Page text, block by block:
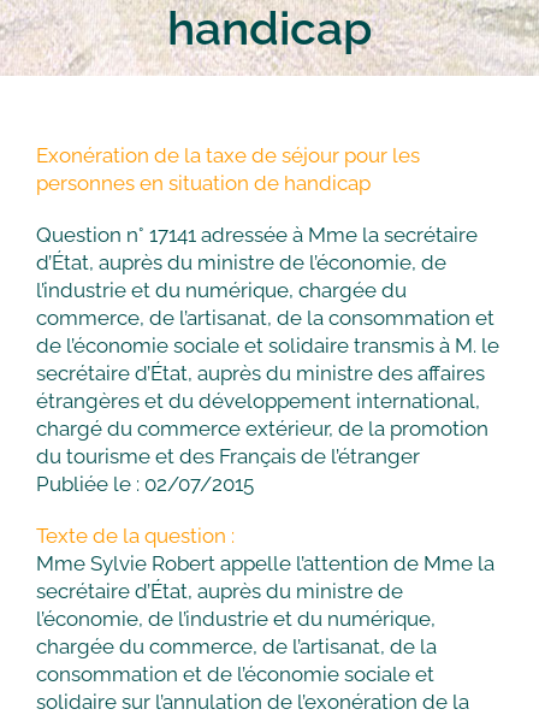
Contact
handicap
Exonération de la taxe de séjour pour les
personnes en situation de handicap
Question n° 17141 adressée à Mme la secrétaire
d’État, auprès du ministre de l’économie, de
l’industrie et du numérique, chargée du
commerce, de l’artisanat, de la consommation et
de l’économie sociale et solidaire transmis à M. le
secrétaire d’État, auprès du ministre des affaires
étrangères et du développement international,
chargé du commerce extérieur, de la promotion
du tourisme et des Français de l’étranger
Publiée le : 02/07/2015
Texte de la question :
Mme Sylvie Robert appelle l’attention de Mme la
secrétaire d’État, auprès du ministre de
l’économie, de l’industrie et du numérique,
chargée du commerce, de l’artisanat, de la
consommation et de l’économie sociale et
solidaire sur l’annulation de l’exonération de la